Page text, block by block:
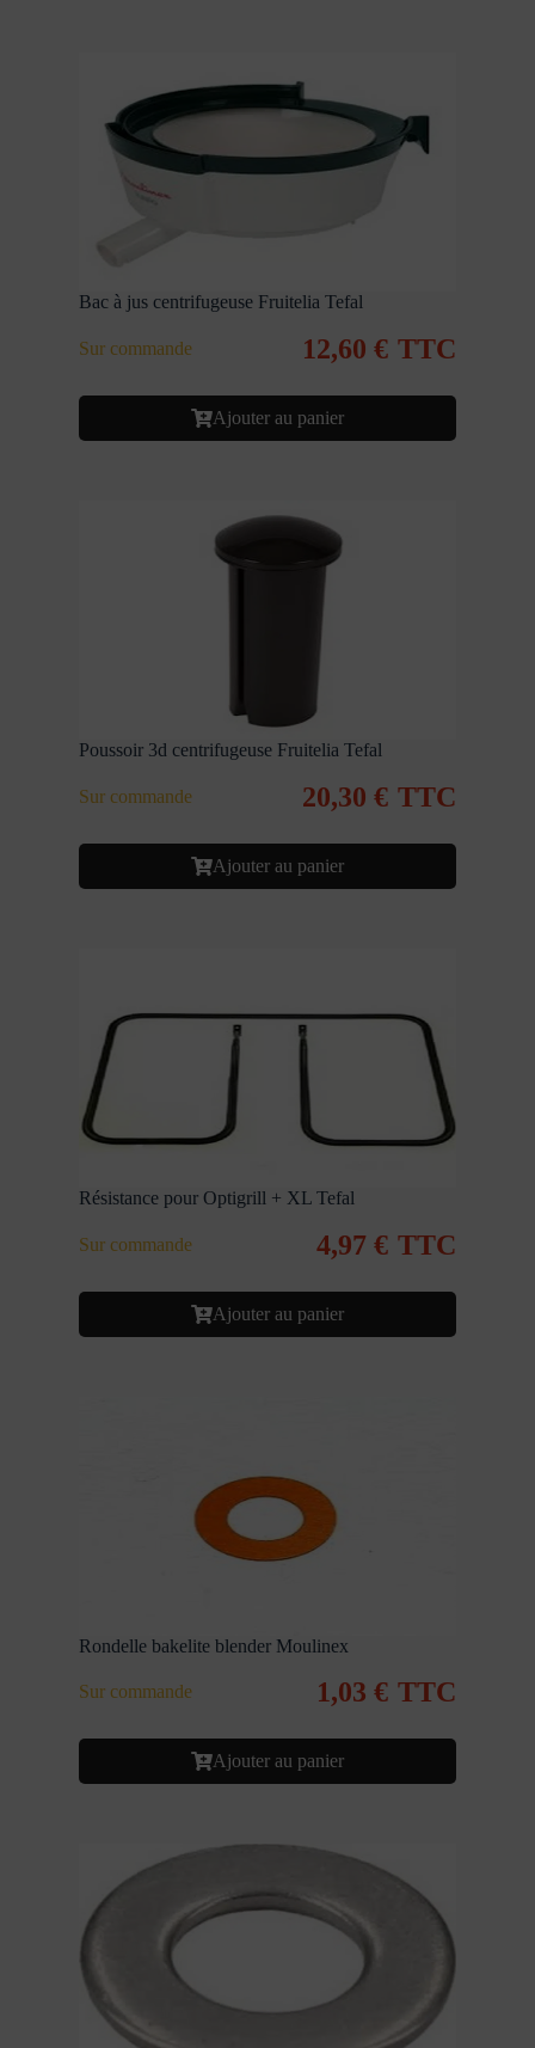
Bac à jus centrifugeuse Fruitelia Tefal
Sur commande 12,60 € TTC
Ajouter au panier
Poussoir 3d centrifugeuse Fruitelia Tefal
Sur commande 20,30 € TTC
Ajouter au panier
Résistance pour Optigrill + XL Tefal
Sur commande 4,97 € TTC
Ajouter au panier
Rondelle bakelite blender Moulinex
Sur commande 1,03 € TTC
Ajouter au panier